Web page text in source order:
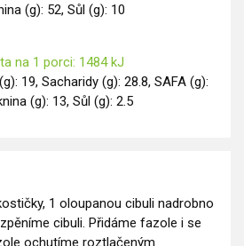
(g): 52, Sůl (g): 10
na 1 porci: 1484 kJ
19, Sacharidy (g): 28.8, SAFA (g):
(g): 13, Sůl (g): 2.5
1 oloupanou cibuli nadrobno
cibuli. Přidáme fazole i se
ochutíme roztlačeným